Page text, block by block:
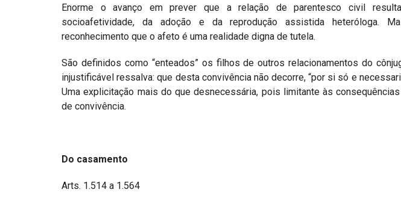
Enorme o avanço em prever que a relação de parentesco civil
socioafetividade, da adoção e da reprodução assistida heteróloga.
reconhecimento que o afeto é uma realidade digna de tutela.
São definidos como “enteados” os filhos de outros relacionamentos do
injustificável ressalva: que desta convivência não decorre, “por si só e
Uma explicitação mais do que desnecessária, pois limitante às
de convivência.
Do casamento
Arts. 1.514 a 1.564